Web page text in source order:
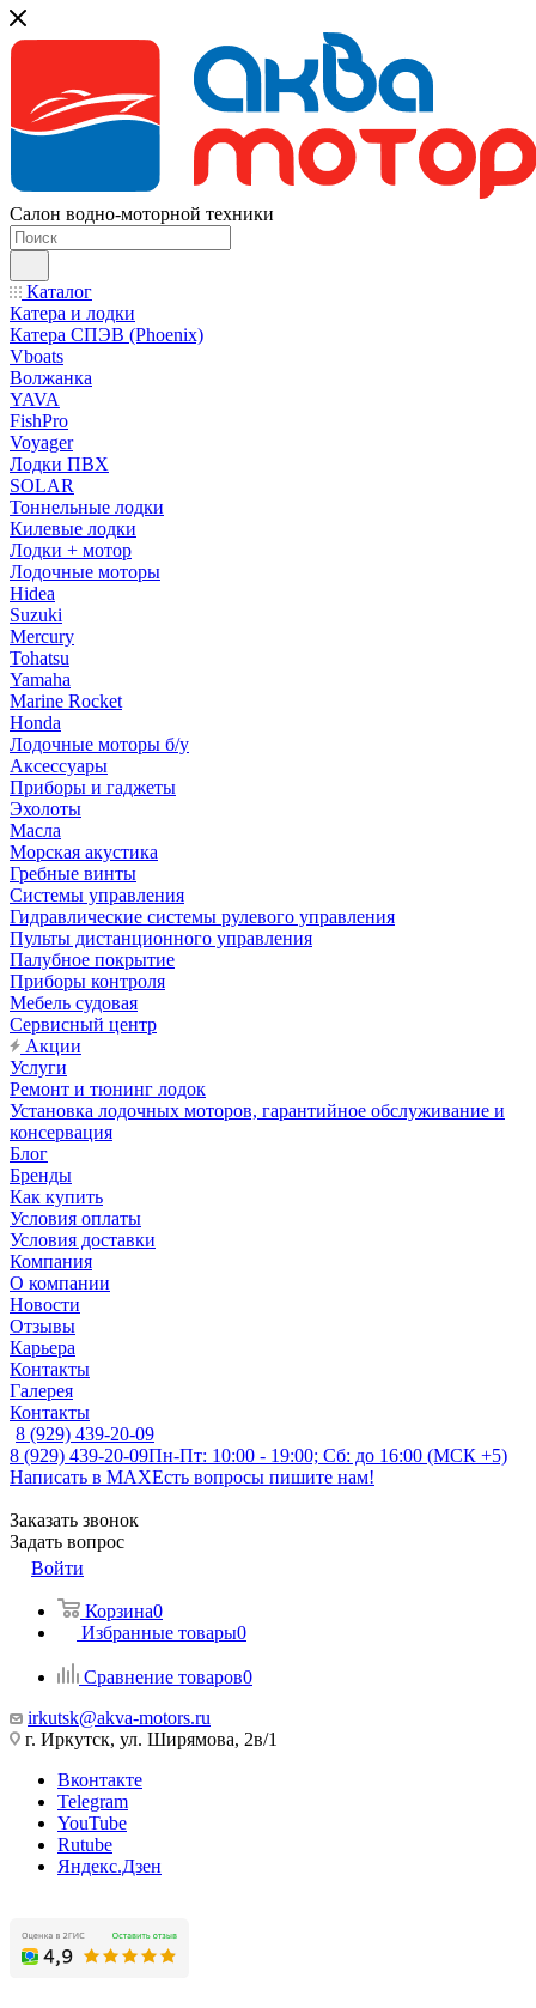
Салон водно-моторной техники
Каталог
Катера и лодки
Катера СПЭВ (Phoenix)
Vboats
Волжанка
YAVA
FishPro
Voyager
Лодки ПВХ
SOLAR
Тоннельные лодки
Килевые лодки
Лодки + мотор
Лодочные моторы
Hidea
Suzuki
Mercury
Tohatsu
Yamaha
Marine Rocket
Honda
Лодочные моторы б/у
Аксессуары
Приборы и гаджеты
Эхолоты
Масла
Морская акустика
Гребные винты
Системы управления
Гидравлические системы рулевого управления
Пульты дистанционного управления
Палубное покрытие
Приборы контроля
Мебель судовая
Сервисный центр
Акции
Услуги
Ремонт и тюнинг лодок
Установка лодочных моторов, гарантийное обслуживание и
консервация
Блог
Бренды
Как купить
Условия оплаты
Условия доставки
Компания
О компании
Новости
Отзывы
Карьера
Контакты
Галерея
Контакты
8 (929) 439-20-09
8 (929) 439-20-09Пн-Пт: 10:00 - 19:00; Сб: до 16:00 (МСК +5)
Написать в MAXЕсть вопросы пишите нам!
Заказать звонок
Задать вопрос
Войти
Корзина0
Избранные товары0
Сравнение товаров0
irkutsk@akva-motors.ru
г. Иркутск, ул. Ширямова, 2в/1
Вконтакте
Telegram
YouTube
Rutube
Яндекс.Дзен